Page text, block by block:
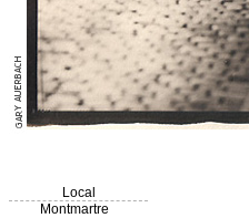
Local
Montmartre